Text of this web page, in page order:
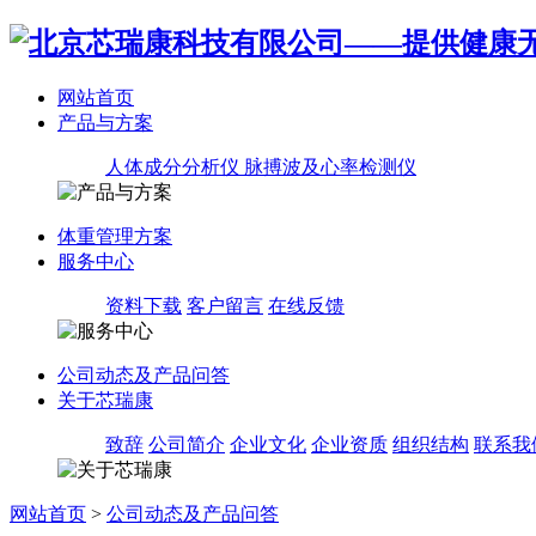
网站首页
产品与方案
人体成分分析仪 脉搏波及心率检测仪
体重管理方案
服务中心
资料下载 客户留言 在线反馈
公司动态及产品问答
关于芯瑞康
致辞 公司简介 企业文化 企业资质 组织结构 联系我
网站首页 > 公司动态及产品问答